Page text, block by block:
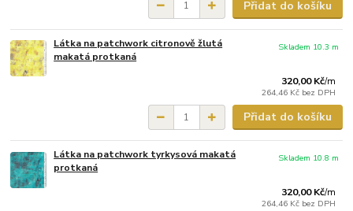
Přidat do košíku
Látka na patchwork citronově žlutá
makatá protkaná
320,00 Kč/m
264,46 Kč bez DPH
Skladem 10.3 m
Přidat do košíku
Látka na patchwork tyrkysová makatá
protkaná
320,00 Kč/m
264,46 Kč bez DPH
Skladem 10.8 m